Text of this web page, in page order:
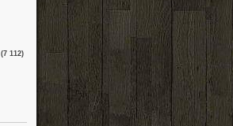
(7 112)